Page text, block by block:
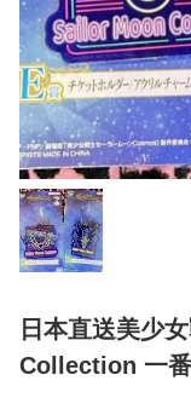
日本直送美少
Collection 一